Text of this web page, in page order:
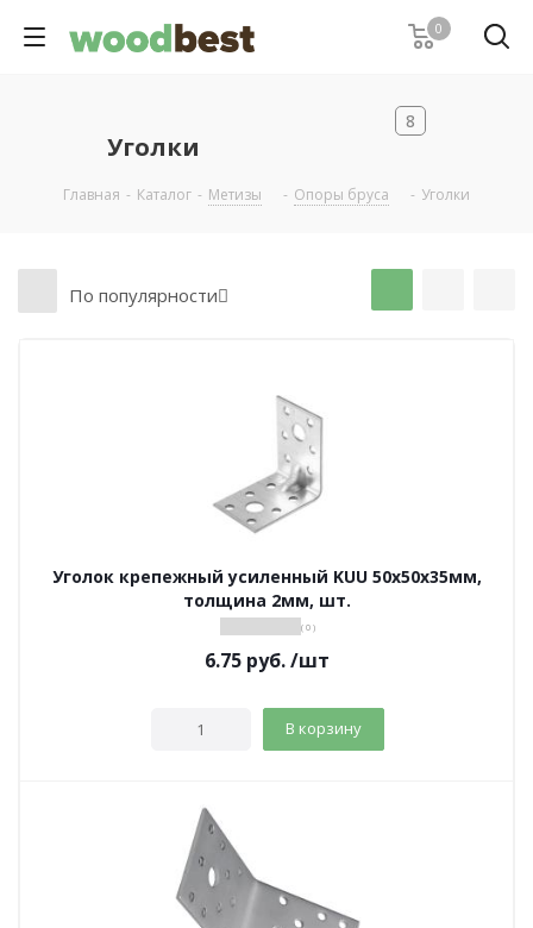
0
Уголки
8
Главная - Каталог - Метизы - Опоры бруса - Уголки
По популярности
Уголок крепежный усиленный KUU 50х50х35мм,
толщина 2мм, шт.
( 0 )
6.75 руб./шт
В корзину